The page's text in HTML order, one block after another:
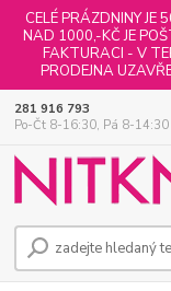
CELÉ PRÁZDNINY JE
NAD 1000,-KČ JE
FAKTURACI - V
PRODEJNA
281 916 793
Po-Čt 8-16:30, Pá 8-14:30